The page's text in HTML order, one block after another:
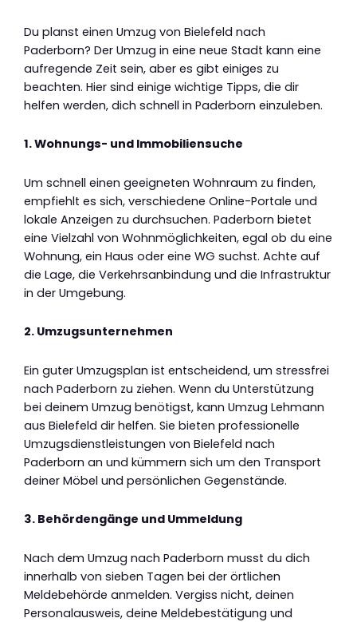
Du planst einen Umzug von Bielefeld nach
Paderborn? Der Umzug in eine neue Stadt kann eine
aufregende Zeit sein, aber es gibt einiges zu
beachten. Hier sind einige wichtige Tipps, die dir
helfen werden, dich schnell in Paderborn einzuleben.
1. Wohnungs- und Immobiliensuche
Um schnell einen geeigneten Wohnraum zu finden,
empfiehlt es sich, verschiedene Online-Portale und
lokale Anzeigen zu durchsuchen. Paderborn bietet
eine Vielzahl von Wohnmöglichkeiten, egal ob du eine
Wohnung, ein Haus oder eine WG suchst. Achte auf
die Lage, die Verkehrsanbindung und die Infrastruktur
in der Umgebung.
2. Umzugsunternehmen
Ein guter Umzugsplan ist entscheidend, um stressfrei
nach Paderborn zu ziehen. Wenn du Unterstützung
bei deinem Umzug benötigst, kann Umzug Lehmann
aus Bielefeld dir helfen. Sie bieten professionelle
Umzugsdienstleistungen von Bielefeld nach
Paderborn an und kümmern sich um den Transport
deiner Möbel und persönlichen Gegenstände.
3. Behördengänge und Ummeldung
Nach dem Umzug nach Paderborn musst du dich
innerhalb von sieben Tagen bei der örtlichen
Meldebehörde anmelden. Vergiss nicht, deinen
Personalausweis, deine Meldebestätigung und